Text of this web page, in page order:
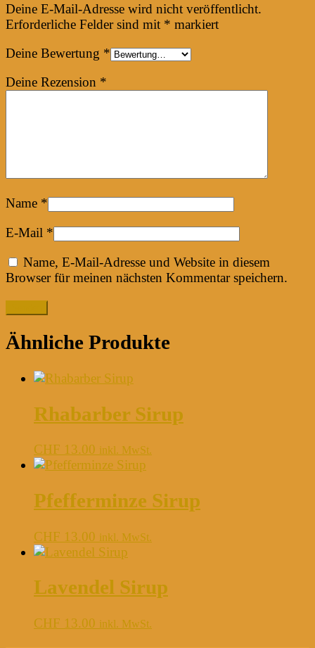
Deine E-Mail-Adresse wird nicht veröffentlicht.
Erforderliche Felder sind mit * markiert
Deine Bewertung *
Deine Rezension *
Name *
E-Mail *
Name, E-Mail-Adresse und Website in diesem
Browser für meinen nächsten Kommentar speichern.
Ähnliche Produkte
Rhabarber Sirup
CHF 13.00 inkl. MwSt.
Pfefferminze Sirup
CHF 13.00 inkl. MwSt.
Lavendel Sirup
CHF 13.00 inkl. MwSt.